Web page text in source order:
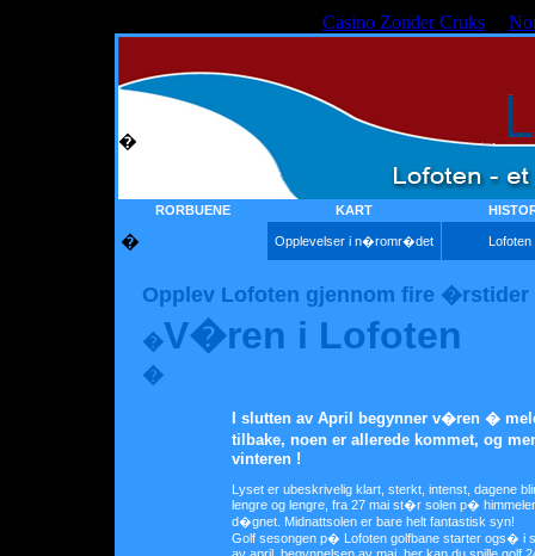
Casino Zonder Cruks
�
RORBUENE KART
� Opplevelser i n�romr�det
Opplev Lofoten gjennom fire �rstider
�V�ren i Lofoten
�
I slutten av April begynner v�ren �
tilbake, noen er allerede kommet, og
vinteren !
Lyset er ubeskrivelig klart, sterkt, intenst, dagene
lengre og lengre, fra 27 mai st�r solen p�
d�gnet. Midnattsolen er bare helt fantastisk syn!
Golf sesongen p� Lofoten golfbane starter ogs� i